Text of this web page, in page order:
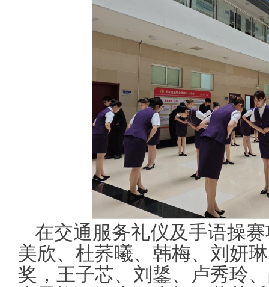
在交通服务礼仪及手语操
美欣、杜荞曦、韩梅、刘妍
奖，王子芯、刘鋬、卢秀玲